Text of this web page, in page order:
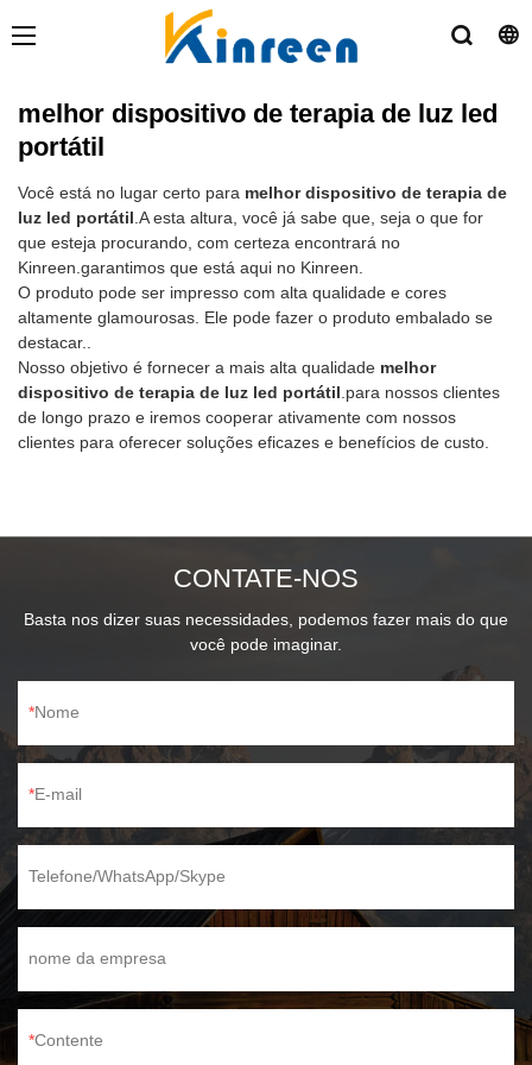
melhor dispositivo de terapia de luz led
portátil
Você está no lugar certo para melhor dispositivo de terapia de
luz led portátil.A esta altura, você já sabe que, seja o que for
que esteja procurando, com certeza encontrará no
Kinreen.garantimos que está aqui no Kinreen.
O produto pode ser impresso com alta qualidade e cores
altamente glamourosas. Ele pode fazer o produto embalado se
destacar..
Nosso objetivo é fornecer a mais alta qualidade melhor
dispositivo de terapia de luz led portátil.para nossos clientes
de longo prazo e iremos cooperar ativamente com nossos
clientes para oferecer soluções eficazes e benefícios de custo.
CONTATE-NOS
Basta nos dizer suas necessidades, podemos fazer mais do que
você pode imaginar.
Nome
E-mail
Telefone/WhatsApp/Skype
nome da empresa
Contente